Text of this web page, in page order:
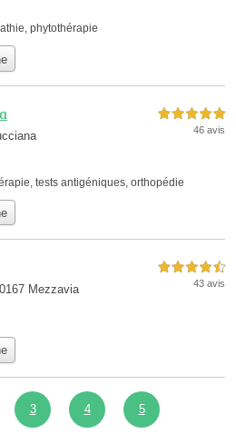
, phytothérapie
5,0 étoiles sur 5
46 avis
tests antigéniques orthopédie
Mezzavia
4,5 étoiles sur 5
43 avis
3 4 5